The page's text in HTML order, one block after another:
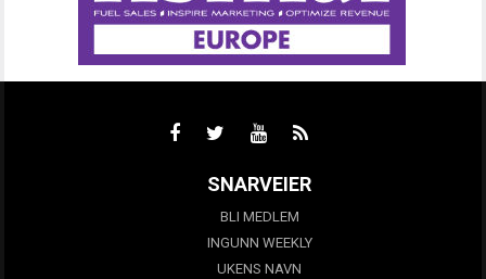
SNARVEIER
BLI MEDLEM
INGUNN WEEKLY
UKENS NAVN